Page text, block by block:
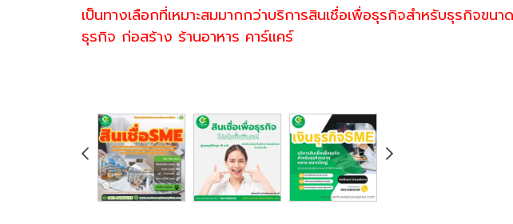
เป็นทางเลือกที่เหมาะสมมากกว่าบริการสินเชื่อเพื่อธุรกิจสำหรับธุรกิจข
ธุรกิจ ก่อสร้าง ร้านอาหาร คาร์แคร์